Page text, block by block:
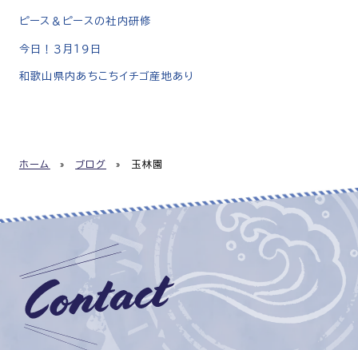
ピース＆ピースの社内研修
今日！３月１９日
和歌山県内あちこちイチゴ産地あり
ホーム » ブログ » 玉林園